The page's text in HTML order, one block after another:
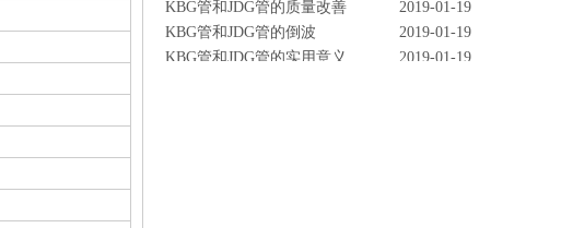
KBG管和JDG管的倒波
2019-01-19
KBG管和JDG管的实用意义
2019-01-19
KBG管和JDG管的形态成分
2019-01-19